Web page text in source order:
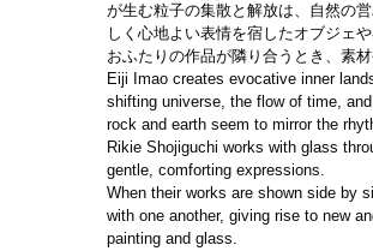
が生む粒子の集散と解放は、自然の
しく心地よい表情を宿したオブジェ
おふたりの作品が隣り合うとき、素
Eiji Imao creates evocative inner
shifting universe, the flow of time,
rock and earth seem to mirror the
Rikie Shojiguchi works with glass
gentle, comforting expressions.
When their works are shown side by
with one another, giving rise to new
painting and glass.